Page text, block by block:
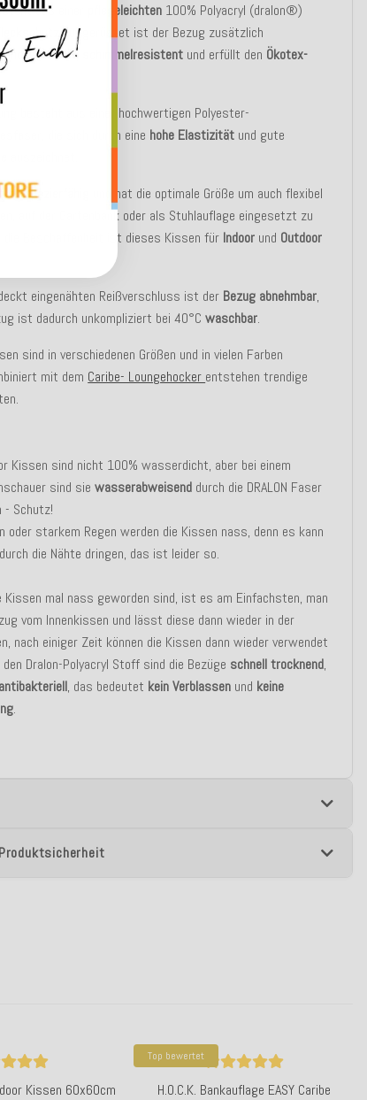
aus einer pflegeleichten 100% Polyacryl (dralon®)
Fleckschutzausgerüstet ist der Bezug zusätzlich
,lichtecht, schimmelresistent und erfüllt den Ökotex-
.
besteht aus einer hochwertigen Polyester-
die sich durch eine hohe Elastizität und gute
strapazierfähig
und hat die optimale Größe um auch flexibel
auf der Gartenbank oder als Stuhlauflage eingesetzt zu
die Beschaffenheit ist dieses Kissen für Indoor und Outdoor
eingenähten Reißverschluss ist der Bezug abnehmbar,
ist dadurch unkompliziert bei 40°Cwaschbar.
sind in verschiedenen Größen und in vielen Farben
mit dem Caribe- Loungehocker entstehen trendige
Kissen sind nicht 100% wasserdicht, aber bei einem
sind siewasserabweisend durch die DRALON Faser
- Schutz!
oder starkem Regen werden die Kissen nass, denn es kann
die Nähte dringen, das ist leider so.
Kissen mal nass geworden sind, ist es am Einfachsten, man
vom Innenkissen und lässt diese dann wieder in der
nach einiger Zeit können die Kissen dann wieder verwendet
Dralon-Polyacryl Stoff sind die Bezüge schnell trocknend,
antibakteriell, das bedeutet kein Verblassen und keine
.
Kissen 60x60cm
Top bewertet
H.O.C.K. Bankauflage EASY Caribe